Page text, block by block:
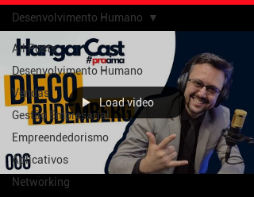
All Posts
Desenvolvimento Humano
Vendas
Gestão Empresarial
Empreendedorismo
Aplicativos
Networking
Desenvolvimento Humano
Load video